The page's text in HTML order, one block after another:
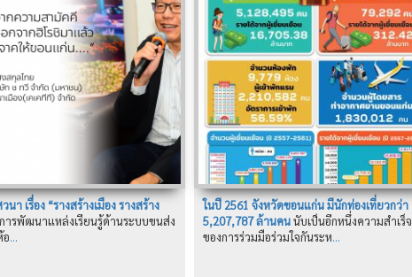
นา เรื่อง “รางสร้างเมือง รางสร้าง
ารพัฒนาแหล่งเรียนรู้ด้านระบบขนส่ง
อ...
ในปี 2561 จังหวัดขอนแก่น มีนักท่องเที่ยวกว่า
5,207,787 ล้านคนนับเป็นอีกหนึ่งความสำเร็จ
ของการร่วมมือร่วมใจกันระห...